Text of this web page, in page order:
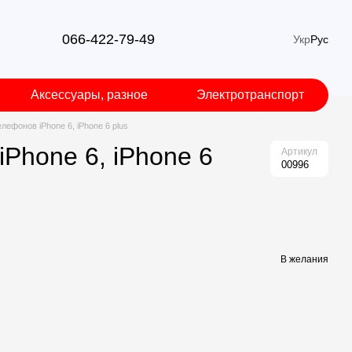
066-422-79-49 УкрРус
Аксессуары, разное Электротранспорт
iPhone 6, iPhone 6 plus
6, iPhone 6
Артикул
00996
В желания